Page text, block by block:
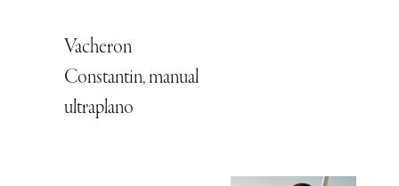
Vacheron
Constantin, manual
ultraplano